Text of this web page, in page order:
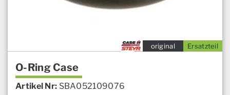
Ersatzteil
original
O-Ring Case
Artikel Nr: SBA052109076